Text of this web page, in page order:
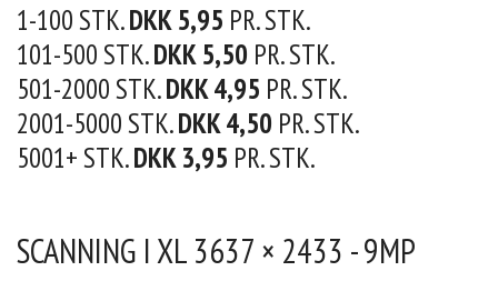
1-100 STK.DKK 5,95 PR. STK.
101-500 STK.DKK 5,50 PR. STK.
501-2000 STK.DKK 4,95 PR. STK.
2001-5000 STK.DKK 4,50 PR. STK.
5001+ STK.DKK 3,95 PR. STK.
SCANNING I XL 3637 × 2433 - 9MP